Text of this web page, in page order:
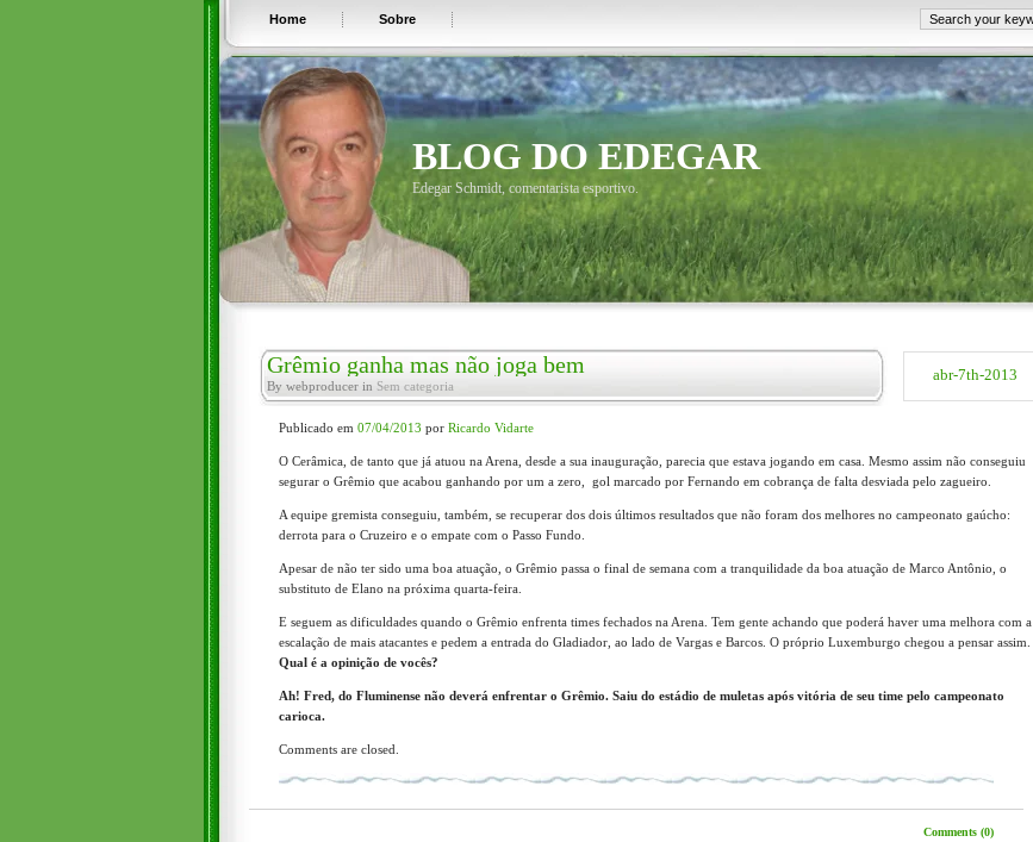
Home Sobre
BLOG DO EDEGAR
Edegar Schmidt, comentarista esportivo.
Grêmio ganha mas não joga bem abr-7th-2013
By webproducer in Sem categoria
Publicado em 07/04/2013 por Ricardo Vidarte
O Cerâmica, de tanto que já atuou na Arena, desde a sua inauguração, parecia que estava jogando em casa. Mesmo assim não conseguiu
segurar o Grêmio que acabou ganhando por um a zero, gol marcado por Fernando em cobrança de falta desviada pelo zagueiro.
A equipe gremista conseguiu, também, se recuperar dos dois últimos resultados que não foram dos melhores no campeonato gaúcho:
derrota para o Cruzeiro e o empate com o Passo Fundo.
Apesar de não ter sido uma boa atuação, o Grêmio passa o final de semana com a tranquilidade da boa atuação de Marco Antônio, o
substituto de Elano na próxima quarta-feira.
E seguem as dificuldades quando o Grêmio enfrenta times fechados na Arena. Tem gente achando que poderá haver uma melhora com a
escalação de mais atacantes e pedem a entrada do Gladiador, ao lado de Vargas e Barcos. O próprio Luxemburgo chegou a pensar assim.
Qual é a opinição de vocês?
Ah! Fred, do Fluminense não deverá enfrentar o Grêmio. Saiu do estádio de muletas após vitória de seu time pelo campeonato
carioca.
Comments are closed.
Comments (0)